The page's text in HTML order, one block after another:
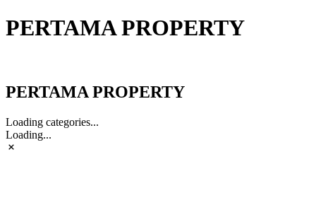
PERTAMA PROPERTY
PERTAMA PROPERTY
Loading categories...
Loading...